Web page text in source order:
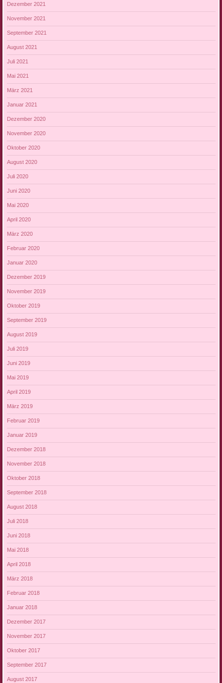
Dezember 2021
November 2021
September 2021
August 2021
Juli 2021
Mai 2021
März 2021
Januar 2021
Dezember 2020
November 2020
Oktober 2020
August 2020
Juli 2020
Juni 2020
Mai 2020
April 2020
März 2020
Februar 2020
Januar 2020
Dezember 2019
November 2019
Oktober 2019
September 2019
August 2019
Juli 2019
Juni 2019
Mai 2019
April 2019
März 2019
Februar 2019
Januar 2019
Dezember 2018
November 2018
Oktober 2018
September 2018
August 2018
Juli 2018
Juni 2018
Mai 2018
April 2018
März 2018
Februar 2018
Januar 2018
Dezember 2017
November 2017
Oktober 2017
September 2017
August 2017